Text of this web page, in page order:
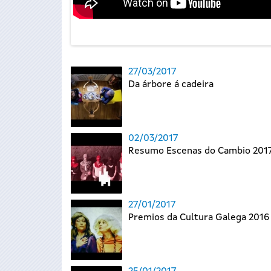
27/03/2017
Da árbore á cadeira
02/03/2017
Resumo Escenas do Cambio
27/01/2017
Premios da Cultura Galega 2016